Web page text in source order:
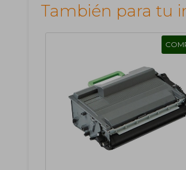
También para tu